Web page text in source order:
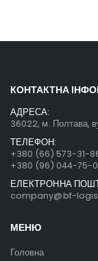
КОНТАКТНА
АДРЕСА:
36022, м. Полтава,
ТЕЛЕФОН:
+380 (66) 573-31-
+380 (96) 044-75-
ЕЛЕКТРОННА
company@bf-
МЕНЮ
Головна